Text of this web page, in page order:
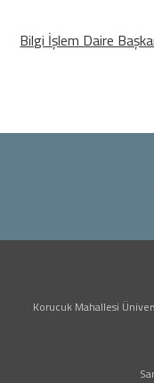
Bilgi İşlem Daire
Korucuk Mahallesi